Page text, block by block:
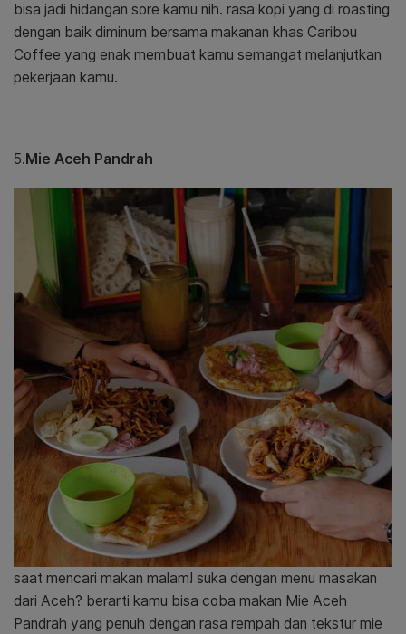
bisa jadi hidangan sore kamu nih. rasa kopi yang di roasting
dengan baik diminum bersama makanan khas Caribou
Coffee yang enak membuat kamu semangat melanjutkan
pekerjaan kamu.
5. Mie Aceh Pandrah
saat mencari makan malam! suka dengan menu masakan
dari Aceh? berarti kamu bisa coba makan Mie Aceh
Pandrah yang penuh dengan rasa rempah dan tekstur mie